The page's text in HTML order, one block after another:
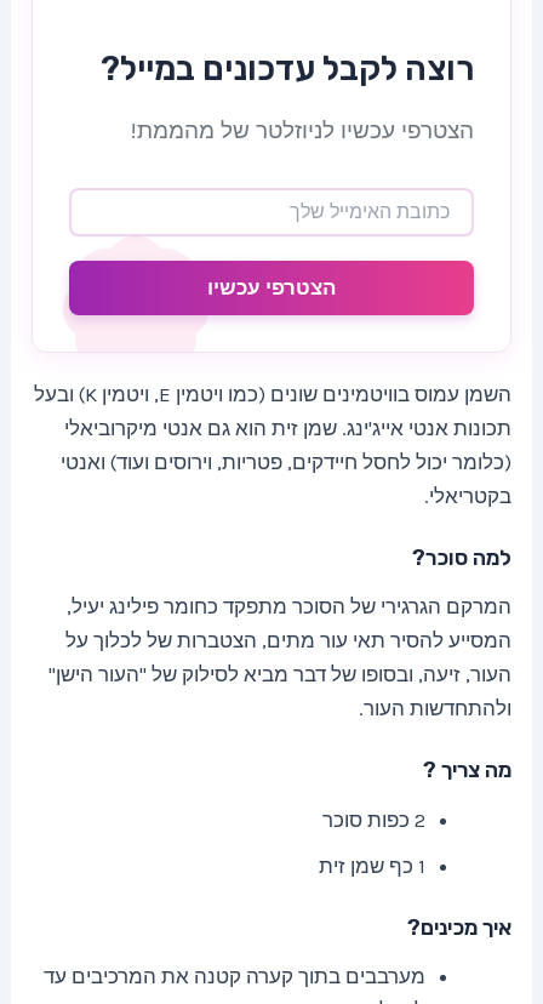
רוצה לקבל עדכונים במייל?
הצטרפי עכשיו לניוזלטר של מהממת!
הצטרפי עכשיו
השמן עמוס בוויטמינים שונים (כמו ויטמין E, ויטמין K) ובעל
תכונות אנטי אייג'ינג. שמן זית הוא גם אנטי מיקרוביאלי
(כלומר יכול לחסל חיידקים, פטריות, וירוסים ועוד) ואנטי
בקטריאלי.
למה סוכר?
המרקם הגרגירי של הסוכר מתפקד כחומר פילינג יעיל,
המסייע להסיר תאי עור מתים, הצטברות של לכלוך על
העור, זיעה, ובסופו של דבר מביא לסילוק של "העור הישן"
ולהתחדשות העור.
מה צריך ?
2 כפות סוכר
1 כף שמן זית
איך מכינים?
מערבבים בתוך קערה קטנה את המרכיבים עד